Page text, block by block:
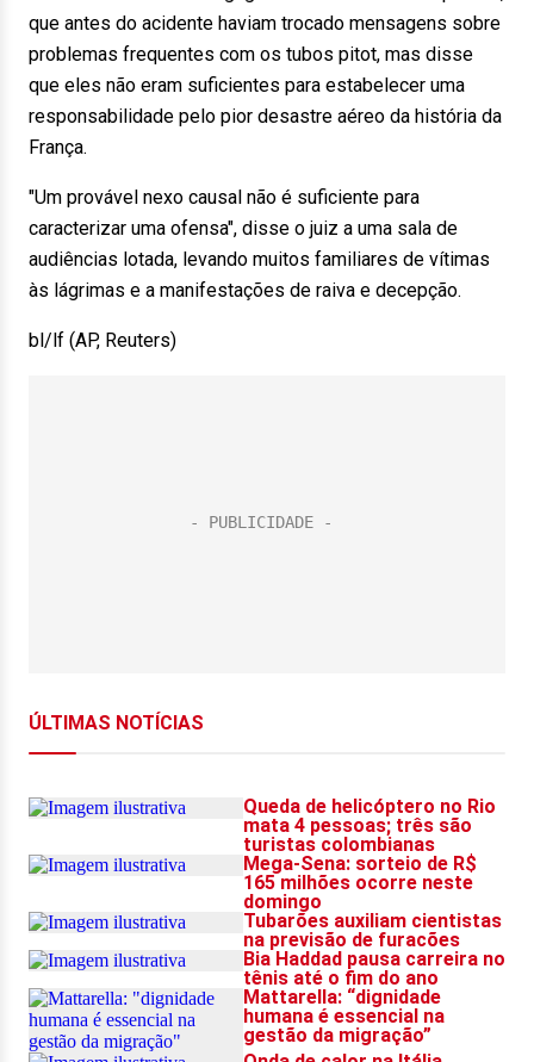
que antes do acidente haviam trocado mensagens sobre
problemas frequentes com os tubos pitot, mas disse
que eles não eram suficientes para estabelecer uma
responsabilidade pelo pior desastre aéreo da história da
França.
"Um provável nexo causal não é suficiente para
caracterizar uma ofensa", disse o juiz a uma sala de
audiências lotada, levando muitos familiares de vítimas
às lágrimas e a manifestações de raiva e decepção.
bl/lf (AP, Reuters)